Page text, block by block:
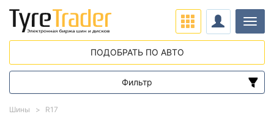
Шины R17
ПОДОБРАТЬ ПО АВТО
Фильтр
Диапазон цен